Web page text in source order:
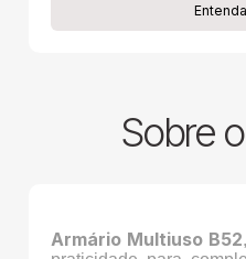
Sobre
Armário Multiuso B52